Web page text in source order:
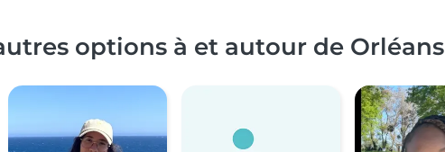
options à et autour de Orléans